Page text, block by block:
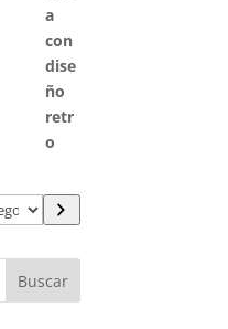
Buscar